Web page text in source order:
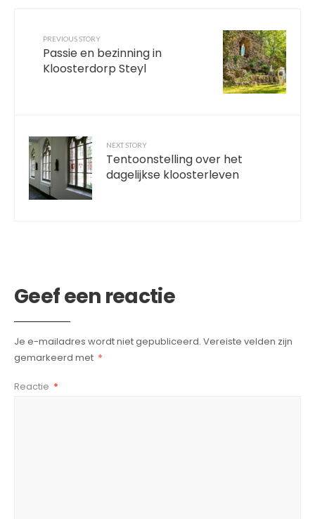
PREVIOUS STORY
Passie en bezinning in
Kloosterdorp Steyl
NEXT STORY
Tentoonstelling over het
dagelijkse kloosterleven
Geef een reactie
Je e-mailadres wordt niet gepubliceerd. Vereiste velden zijn
gemarkeerd met *
Reactie *